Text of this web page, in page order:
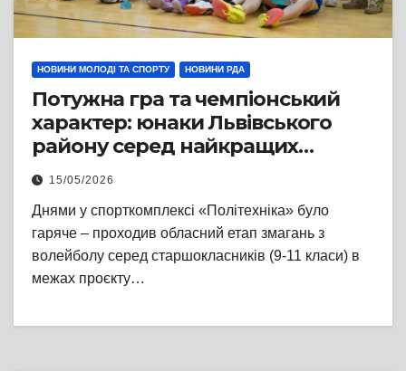
НОВИНИ МОЛОДІ ТА СПОРТУ НОВИНИ РДА
Потужна гра та чемпіонський
характер: юнаки Львівського
району серед найкращих
волейболістів області
15/05/2026
Днями у спорткомплексі «Політехніка» було
гаряче – проходив обласний етап змагань з
волейболу серед старшокласників (9-11 класи) в
межах проєкту…